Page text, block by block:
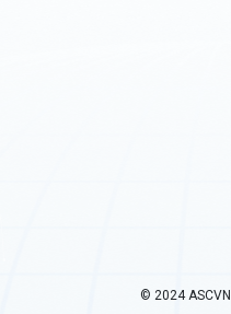
© 2024ASCVN